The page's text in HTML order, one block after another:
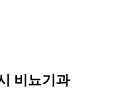
비뇨기과